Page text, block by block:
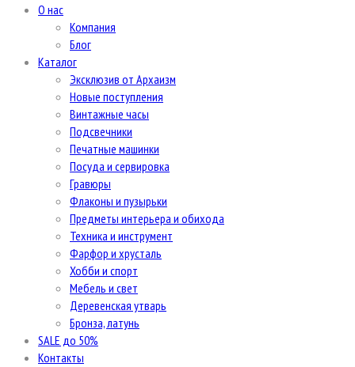
О нас
Компания
Блог
Каталог
Эксклюзив от Архаизм
Новые поступления
Винтажные часы
Подсвечники
Печатные машинки
Посуда и сервировка
Гравюры
Флаконы и пузырьки
Предметы интерьера и обихода
Техника и инструмент
Фарфор и хрусталь
Хобби и спорт
Мебель и свет
Деревенская утварь
Бронза, латунь
SALE до 50%
Контакты